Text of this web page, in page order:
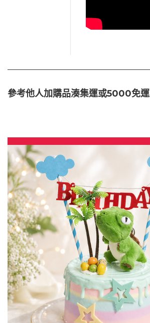
參考他人加購品湊集運或5000免運